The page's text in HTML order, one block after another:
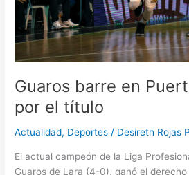
Guaros barre en
por el título
Actualidad, Deportes / Desireth Rojas
El actual campeón de la Liga
Guaros de Lara (4-0), ganó el
el
título